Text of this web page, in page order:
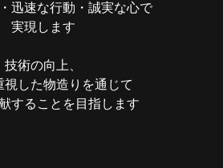
迅速な行動・誠実な心で
実現します
技術の向上、
視した物造りを通じて
することを目指します